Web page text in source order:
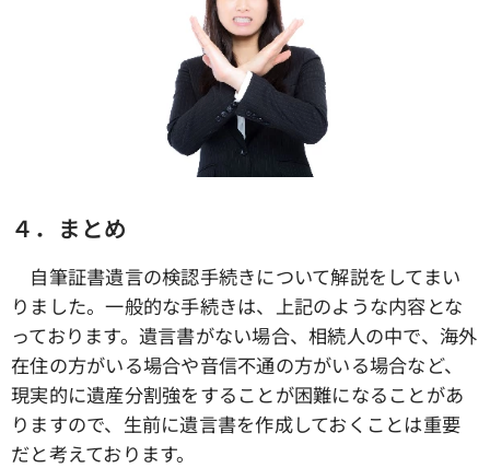
４．まとめ
自筆証書遺言の検認手続きについて解説をしてまい
りました。一般的な手続きは、上記のような内容とな
っております。遺言書がない場合、相続人の中で、海外
在住の方がいる場合や音信不通の方がいる場合など、
現実的に遺産分割強をすることが困難になることがあ
りますので、生前に遺言書を作成しておくことは重要
だと考えております。